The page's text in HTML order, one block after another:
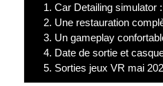
1. Car Detailing simulator
2. Une restauration
3. Un gameplay
4. Date de sortie et
5. Sorties jeux VR mai